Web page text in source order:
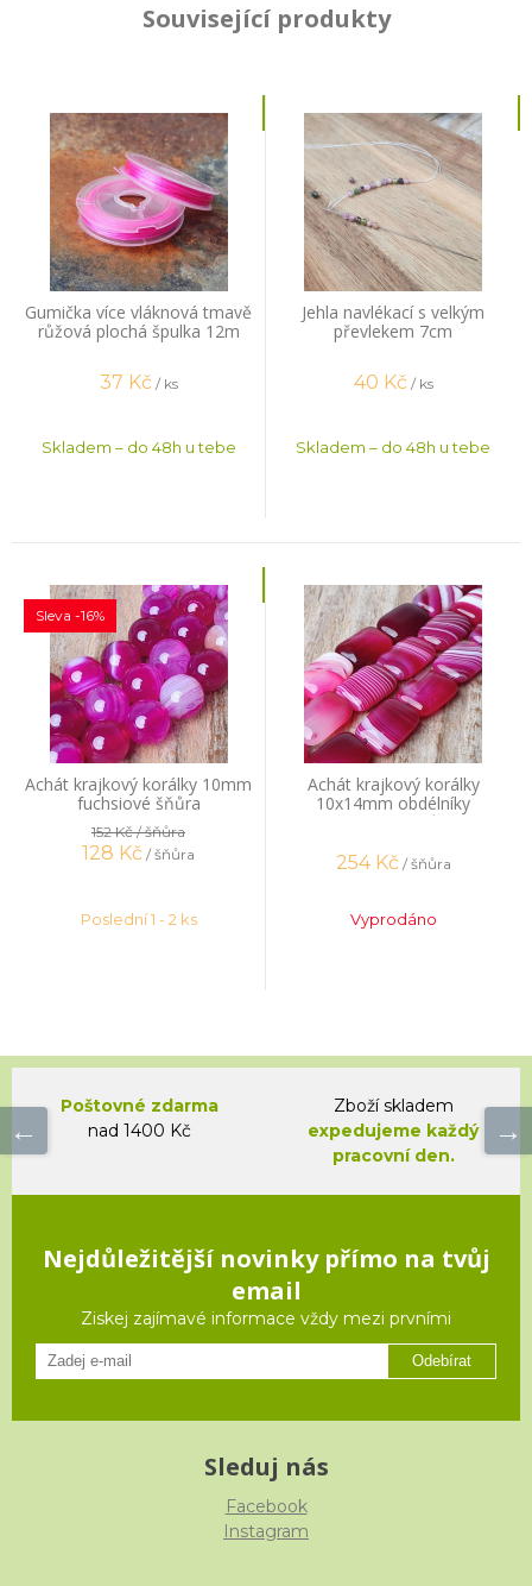
Související produkty
Gumička více vláknová tmavě
růžová plochá špulka 12m
37 Kč / ks
Skladem – do 48h u tebe
Jehla navlékací s velkým
převlekem 7cm
40 Kč / ks
Skladem – do 48h u tebe
Achát krajkový korálky 10mm
fuchsiové šňůra
Sleva -16%
152 Kč/ šňůra
128 Kč / šňůra
Poslední 1 - 2 ks
Achát krajkový korálky
10x14mm obdélníky
fuchsiové šňůra
254 Kč / šňůra
Vyprodáno
Poštovné zdarma
nad 1400 Kč
Zboží skladem
expedujeme každý
pracovní den.
Nejdůležitější novinky přímo na tvůj
email
Ziskej zajímavé informace vždy mezi prvními
Odebírat
Sleduj nás
Facebook
Instagram